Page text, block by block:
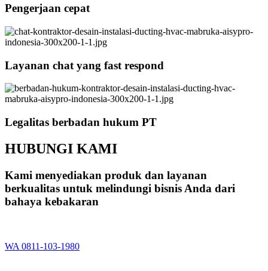
Pengerjaan cepat
Layanan chat yang fast respond
Legalitas berbadan hukum PT
HUBUNGI KAMI
Kami menyediakan produk dan layanan
berkualitas untuk melindungi bisnis Anda dari
bahaya kebakaran
WA 0811-103-1980